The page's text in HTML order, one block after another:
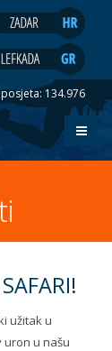
134.976
užitak u
uron u našu